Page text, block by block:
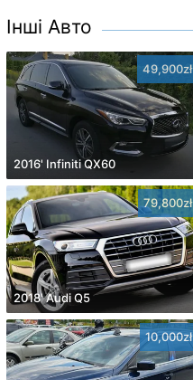
Інші Авто
49,900zł
2016' Infiniti QX60
79,800zł
2018' Audi Q5
10,000zł